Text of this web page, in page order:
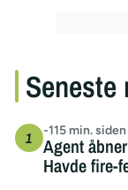
Seneste
-115 min. siden
Agent
Havde fire-